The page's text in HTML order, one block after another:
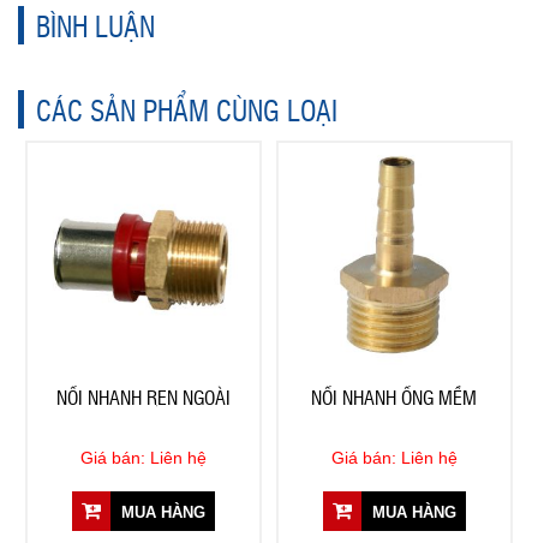
BÌNH LUẬN
CÁC SẢN PHẨM CÙNG LOẠI
NỐI NHANH REN NGOÀI
Giá bán: Liên hệ
MUA HÀNG
NỐI NHANH ỐNG MỀM
Giá bán: Liên hệ
MUA HÀNG